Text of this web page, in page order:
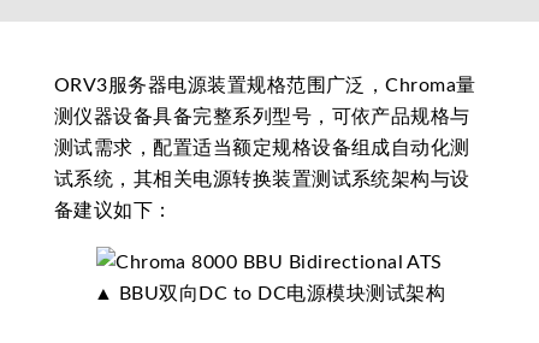
ORV3服务器电源装置规格范围广泛，Chroma量
测仪器设备具备完整系列型号，可依产品规格与
测试需求，配置适当额定规格设备组成自动化测
试系统，其相关电源转换装置测试系统架构与设
备建议如下：
▲ BBU双向DC to DC电源模块测试架构